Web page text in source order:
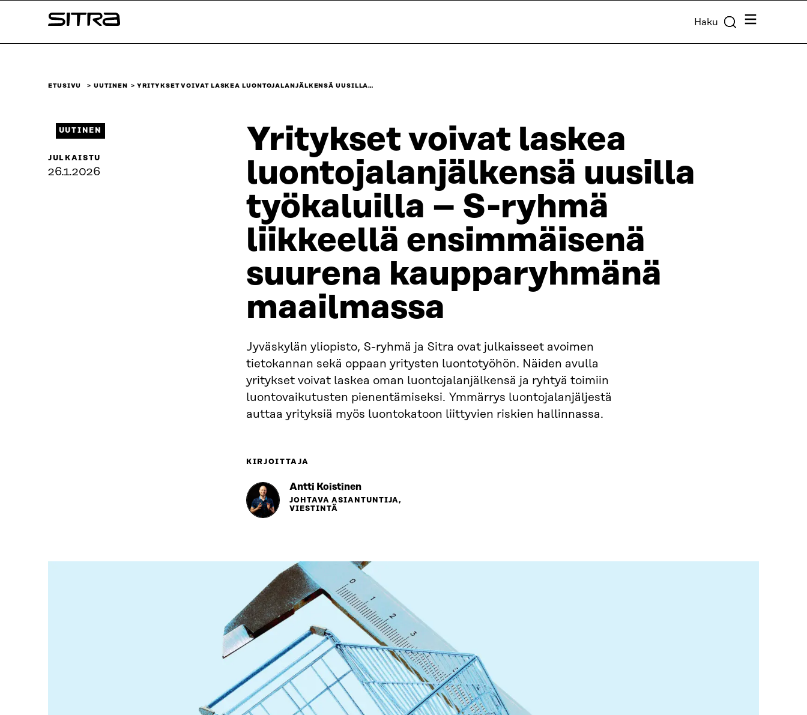
sisältöön
Sitra Haku Valikko
ETUSIVU UUTINEN YRITYKSET VOIVAT LASKEA LUONTOJALANJÄLKENSÄ UUSILLA…
Yritykset voivat laskea
luontojalanjälkensä uusilla
työkaluilla – S-ryhmä
liikkeellä ensimmäisenä
suurena kaupparyhmänä
maailmassa
Jyväskylän yliopisto, S-ryhmä ja Sitra ovat julkaisseet avoimen
tietokannan sekä oppaan yritysten luontotyöhön. Näiden avulla
yritykset voivat laskea oman luontojalanjälkensä ja ryhtyä toimiin
luontovaikutusten pienentämiseksi. Ymmärrys luontojalanjäljestä
auttaa yrityksiä myös luontokatoon liittyvien riskien hallinnassa.
KIRJOITTAJA
Antti Koistinen
JOHTAVA ASIANTUNTIJA,
VIESTINTÄ
UUTINEN
JULKAISTU
26.1.2026